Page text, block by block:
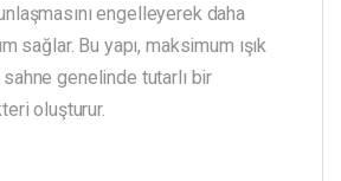
engelleyerek daha
sağlar. Bu yapı, maksimum ışık
genelinde tutarlı bir
oluşturur.